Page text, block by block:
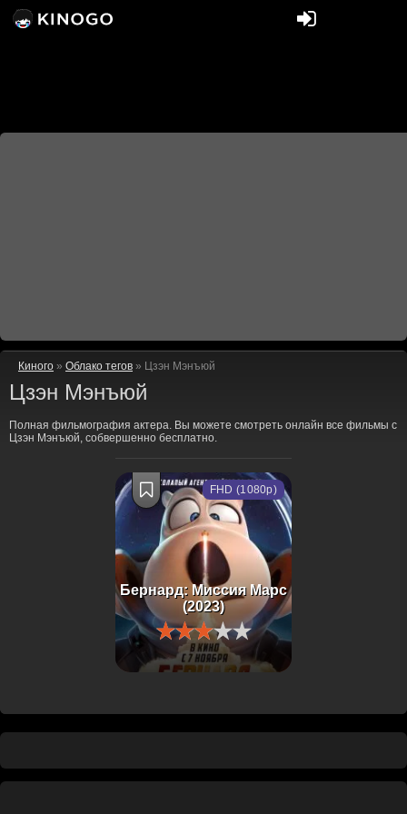
Киного » Облако тегов » Цзэн Мэнъюй
Цзэн Мэнъюй
Полная фильмография актера. Вы можете смотреть онлайн все фильмы с
Цзэн Мэнъюй, собвершенно бесплатно.
Бернард: Миссия Марс
(2023)
FHD (1080p)